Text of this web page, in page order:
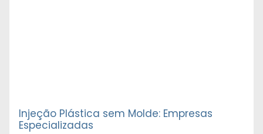
Injeção Plástica sem Molde: Empresas
Especializadas